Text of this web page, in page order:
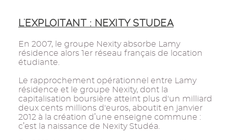
L'EXPLOITANT : NEXITY STUDEA
En 2007, le groupe Nexity absorbe Lamy
résidence alors 1er réseau français de location
étudiante.
Le rapprochement opérationnel entre Lamy
résidence et le groupe Nexity, dont la
capitalisation boursière atteint plus d'un milliard
deux cents millions d'euros, aboutit en janvier
2012 à la création d’une enseigne commune :
c’est la naissance de Nexity Studéa.